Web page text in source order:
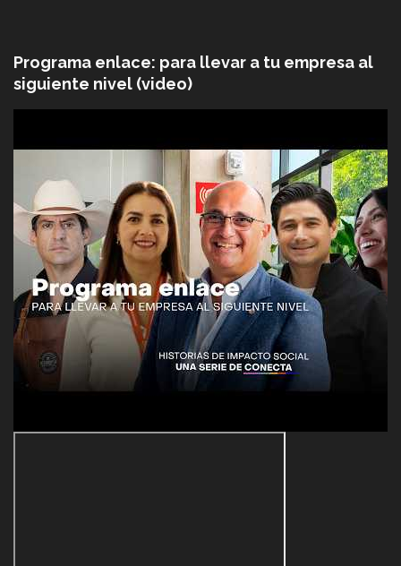
Programa enlace: para llevar a tu empresa al
siguiente nivel (video)